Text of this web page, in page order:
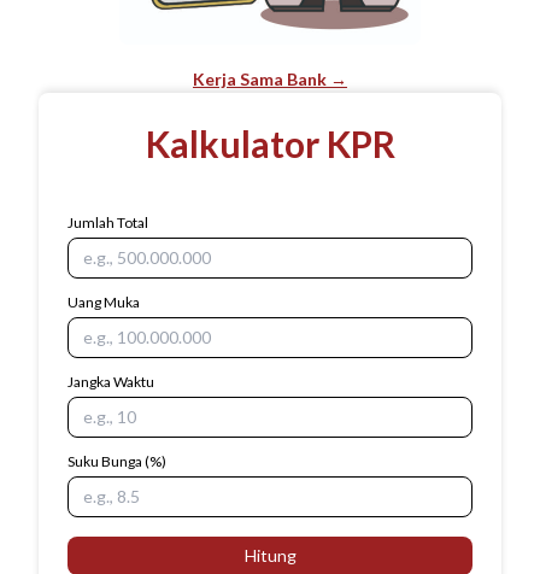
Kerja Sama Bank →
Kalkulator KPR
Jumlah Total
Uang Muka
Jangka Waktu
Suku Bunga (%)
Hitung